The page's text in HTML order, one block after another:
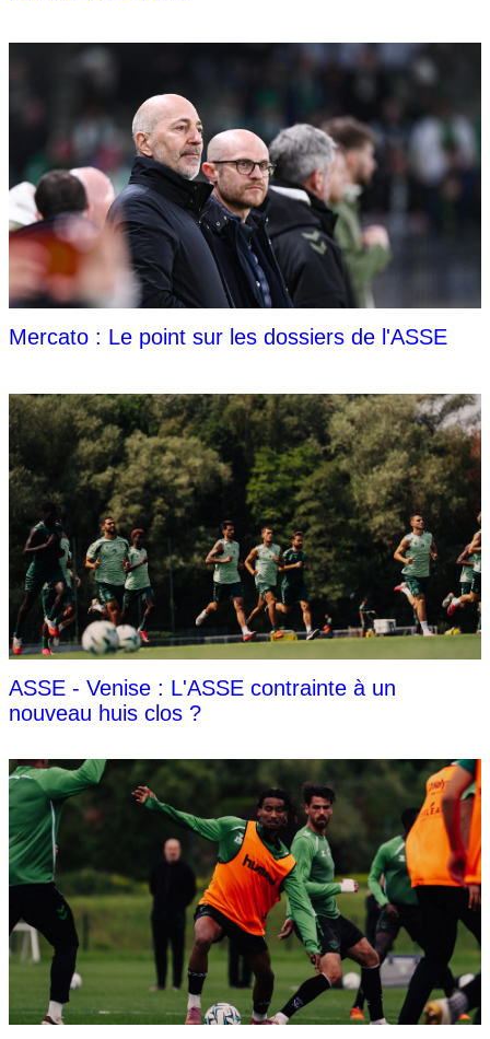
Mercato : Le point sur les dossiers de l'ASSE
ASSE - Venise : L'ASSE contrainte à un
nouveau huis clos ?